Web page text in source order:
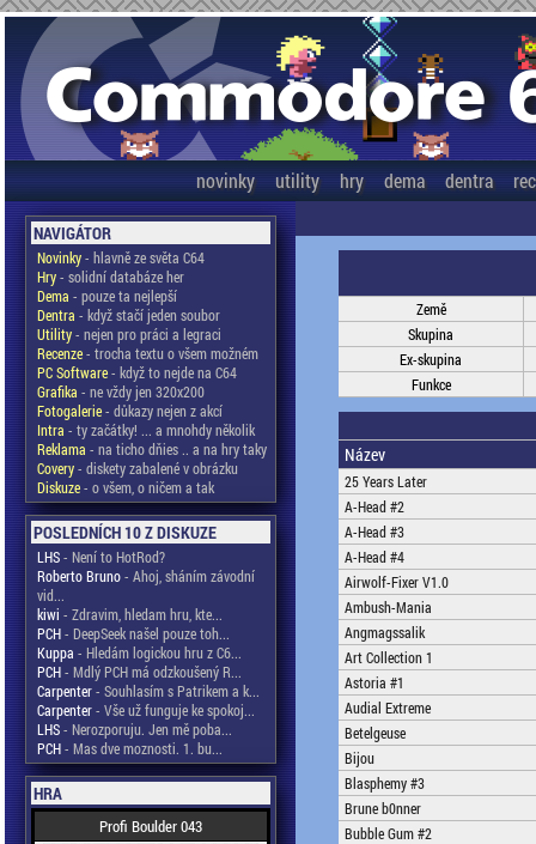
novinky utility hry dema dentra
NAVIGÁTOR
Novinky- hlavně ze světa C64
Hry- solidní databáze her
Dema - pouze ta nejlepší
Dentra - když stačí jeden soubor
Utility- nejen pro práci a legraci
Recenze- trocha textu o všem možném
PC Software- když to nejde na C64
Grafika - ne vždy jen 320x200
Fotogalerie- důkazy nejen z akcí
Intra - ty začátky! ... a mnohdy několik
Reklama - na ticho dňies .. a na hry taky
Covery- diskety zabalené v obrázku
Diskuze- o všem, o ničem a tak
POSLEDNÍCH 10 Z DISKUZE
LHS- Není to HotRod?
Roberto Bruno- Ahoj, sháním závodní
vid...
kiwi - Zdravim, hledam hru, kte...
PCH- DeepSeek našel pouze toh...
Kuppa - Hledám logickou hru z C6...
PCH- Mdlý PCH má odzkoušený R...
Carpenter- Souhlasím s Patrikem a k...
Carpenter- Vše už funguje ke spokoj...
LHS- Nerozporuju. Jen mě poba...
PCH- Mas dve moznosti. 1. bu...
HRA
Profi Boulder 043
Země
Skupina
Ex-skupina
Funkce
Název
25 Years Later
A-Head #2
A-Head #3
A-Head #4
Airwolf-Fixer V1.0
Ambush-Mania
Angmagssalik
Art Collection 1
Astoria #1
Audial Extreme
Betelgeuse
Bijou
Blasphemy #3
Brune b0nner
Bubble Gum #2